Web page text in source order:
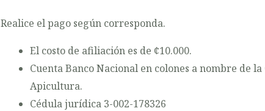
Realice el pago según corresponda.
El costo de afiliación es de ¢10.000.
Cuenta Banco Nacional en colones a nombre de
Apicultura.
Cédula jurídica 3-002-178326